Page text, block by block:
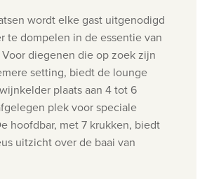
wordt elke gast uitgenodigd
te dompelen in de essentie van
diegenen die op zoek zijn
setting, biedt de lounge
plaats aan 4 tot 6
plek voor speciale
hoofdbar, met 7 krukken, biedt
uitzicht over de baai van